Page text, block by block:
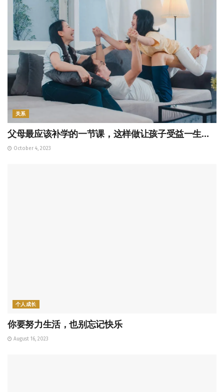
关系
父母最应该补学的一节课，这样做让孩子受益一生…
October 4, 2023
个人成长
你要努力生活，也别忘记快乐
August 16, 2023